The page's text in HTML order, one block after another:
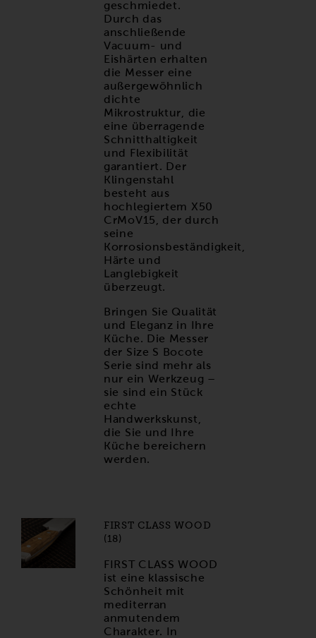
geschmiedet.
Durch das
anschließende
Vacuum- und
Eishärten erhalten
die Messer eine
außergewöhnlich
dichte
Mikrostruktur, die
eine überragende
Schnitthaltigkeit
und Flexibilität
garantiert. Der
Klingenstahl
besteht aus
hochlegiertem X50
CrMoV15, der durch
seine
Korrosionsbeständigkeit,
Härte und
Langlebigkeit
überzeugt.
Bringen Sie Qualität
und Eleganz in Ihre
Küche. Die Messer
der Size S Bocote
Serie sind mehr als
nur ein Werkzeug –
sie sind ein Stück
echte
Handwerkskunst,
die Sie und Ihre
Küche bereichern
werden.
FIRST CLASS WOOD
(18)
FIRST CLASS WOOD
ist eine klassische
Schönheit mit
mediterran
anmutendem
Charakter. In